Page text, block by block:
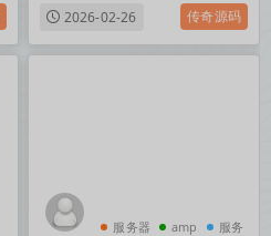
端+GM授权物品后台+视频
2026-02-26 传奇源码
服务器 amp 服务